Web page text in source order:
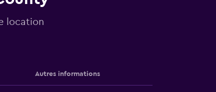
location
Autres informations